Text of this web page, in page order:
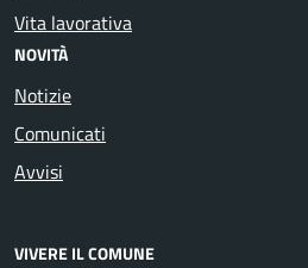
Vita lavorativa
NOVITÀ
Notizie
Comunicati
Avvisi
VIVERE IL COMUNE